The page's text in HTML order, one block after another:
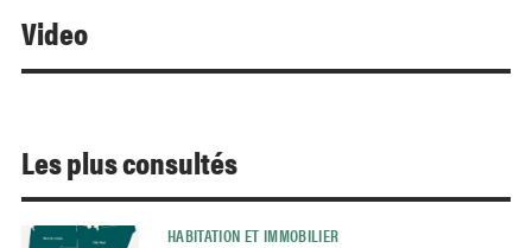
Video
Les plus consultés
HABITATION ET IMMOBILIER